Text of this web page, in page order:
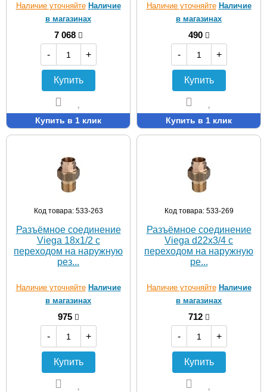
Наличие уточняйте Наличие
в магазинах
7 068
-
+
Купить
Купить в 1 клик
Наличие уточняйте Наличие
в магазинах
490
-
+
Купить
Купить в 1 клик
Код товара: 533-263
Разъёмное соединение
Viega 18х1/2 с
переходом на наружную
рез...
Наличие уточняйте Наличие
в магазинах
975
-
+
Купить
Код товара: 533-269
Разъёмное соединение
Viega d22х3/4 с
переходом на наружную
ре...
Наличие уточняйте Наличие
в магазинах
712
-
+
Купить